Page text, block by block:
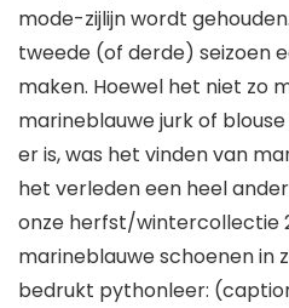
mode-zijlijn wordt
tweede (of derde) seizoen
maken. Hoewel het niet zo
marineblauwe jurk of
er is, was het vinden van
het verleden een heel
onze herfst/wintercollectie
marineblauwe schoenen in
bedrukt pythonleer: